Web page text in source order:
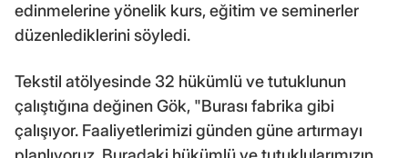
edinmelerine yönelik kurs, eğitim ve seminerler
düzenlediklerini söyledi.
Tekstil atölyesinde 32 hükümlü ve tutuklunun
çalıştığına değinen Gök, "Burası fabrika gibi
çalışıyor. Faaliyetlerimizi günden güne artırmayı